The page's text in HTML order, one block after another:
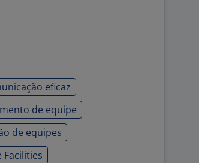
eficaz
de equipe
de equipes
Facilities